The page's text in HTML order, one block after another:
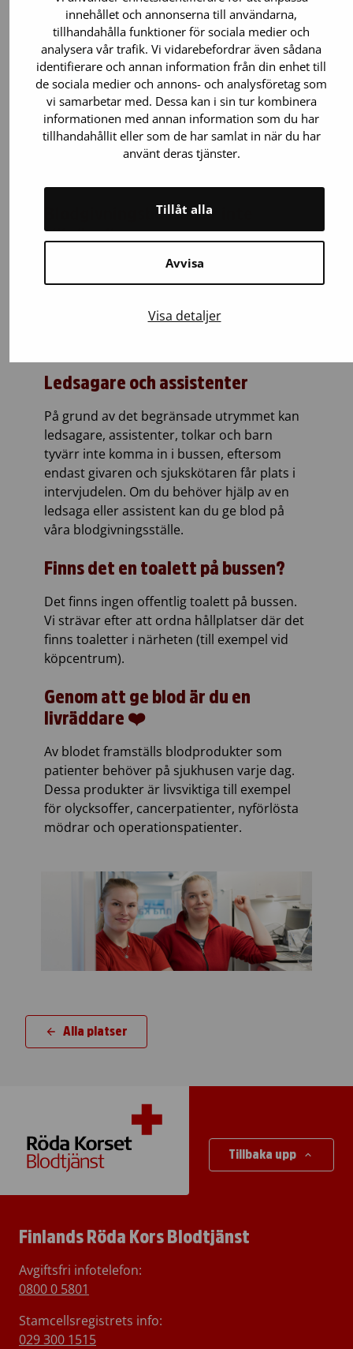
innehållet och annonserna till användarna,
tillhandahålla funktioner för sociala medier och
analysera vår trafik. Vi vidarebefordrar även sådana
identifierare och annan information från din enhet till
de sociala medier och annons- och analysföretag som
vi samarbetar med. Dessa kan i sin tur kombinera
informationen med annan information som du har
tillhandahållit eller som de har samlat in när du har
använt deras tjänster.
Avvisa
Tillåt alla
Visa detaljer
Blodgivningsbussen är inte
tillgänglig
Man går in i bussen via smala trappor och
och bussens interiör är kompakt. Tyvärr kan
blodgivare som använder rullstol inte ge
blod på bussen, men de är varmt välkomna
Ledsagare och assistenter
På grund av det begränsade utrymmet kan
ledsagare, assistenter, tolkar och barn
tyvärr inte komma in i bussen, eftersom
endast givaren och sjukskötaren får plats i
intervjudelen. Om du behöver hjälp av en
ledsaga eller assistent kan du ge blod på
våra blodgivningsställe.
Finns det en toalett på bussen?
Det finns ingen offentlig toalett på bussen.
Vi strävar efter att ordna hållplatser där det
finns toaletter i närheten (till exempel vid
köpcentrum).
Genom att ge blod är du en
livräddare ❤️
Av blodet framställs blodprodukter som
patienter behöver på sjukhusen varje dag.
Dessa produkter är livsviktiga till exempel
för olycksoffer, cancerpatienter, nyförlösta
mödrar och operationspatienter.
Alla platser
Tillbaka upp
Finlands Röda Kors Blodtjänst
Avgiftsfri infotelefon:
0800 0 5801
Stamcellsregistrets info:
029 300 1515